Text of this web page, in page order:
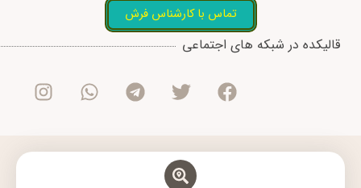
تماس با کارشناس فرش
قالیکده در شبکه های اجتماعی
F
c
e
o
T
i
t
e
r
T
l
e
r
W
a
t
a
I
s
t
g